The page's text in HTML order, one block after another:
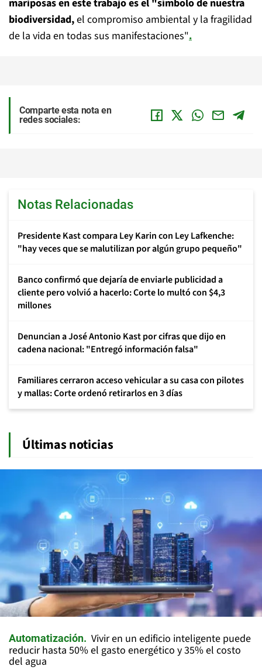
mariposas en este trabajo es el "símbolo de nuestra
biodiversidad,el compromiso ambiental y la fragilidad
de la vida en todas sus manifestaciones".
Comparte esta nota en
redes sociales:
Notas Relacionadas
Presidente Kast compara Ley Karin con Ley Lafkenche:
"hay veces que se malutilizan por algún grupo pequeño"
Banco confirmó que dejaría de enviarle publicidad a
cliente pero volvió a hacerlo: Corte lo multó con $4,3
millones
Denuncian a José Antonio Kast por cifras que dijo en
cadena nacional: "Entregó información falsa"
Familiares cerraron acceso vehicular a su casa con pilotes
y mallas: Corte ordenó retirarlos en 3 días
Últimas noticias
Automatización
Vivir en un edificio inteligente puede
reducir hasta 50% el gasto energético y 35% el costo
del agua